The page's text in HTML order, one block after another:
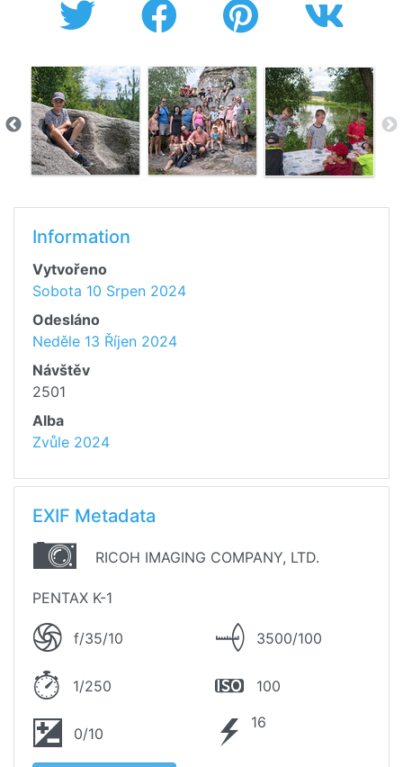
Information
Vytvořeno
Sobota 10 Srpen 2024
Odesláno
Neděle 13 Říjen 2024
Návštěv
2501
Alba
Zvůle 2024
EXIF Metadata
RICOH IMAGING COMPANY, LTD.
PENTAX K-1
f/35/10 3500/100
1/250 100
0/10
16